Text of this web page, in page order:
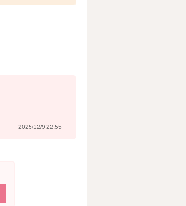
フルエンザを持
が効果的です。
2025/12/9 22:55